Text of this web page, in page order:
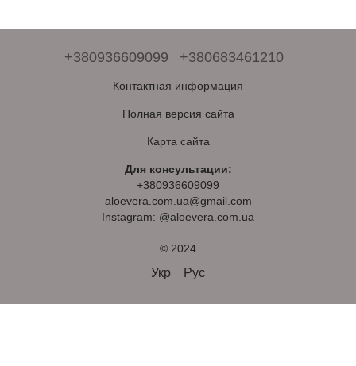
+380936609099 +380683461210
Контактная информация
Полная версия сайта
Карта сайта
Для консультации:
+380936609099
aloevera.com.ua@gmail.com
Instagram: @aloevera.com.ua
© 2024
Укр Рус